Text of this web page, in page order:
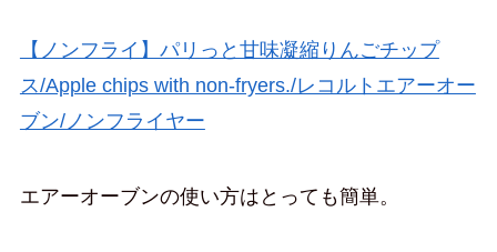
【ノンフライ】パリっと甘味凝縮りんごチップ
ス/Apple chips with non-fryers./レコルトエアーオー
ブン/ノンフライヤー
エアーオーブンの使い方はとっても簡単。